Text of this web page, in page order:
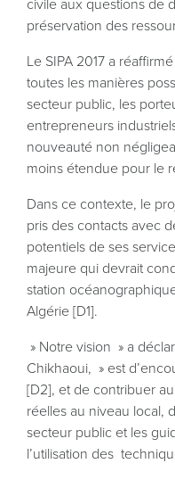
civile aux questions de
préservation des
Le SIPA 2017 a
toutes les manières
secteur public, les
entrepreneurs
nouveauté non
moins étendue pour le
Dans ce contexte, le
pris des contacts avec
potentiels de ses
majeure qui devrait
station
Algérie [D1].
» Notre vision » a
Chikhaoui, » est
[D2], et de contribuer
réelles au niveau local,
secteur public et les
l’utilisation des